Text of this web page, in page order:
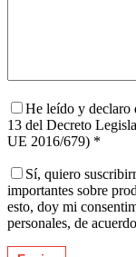
He leído y declaro
13 del Decreto
UE 2016/679) *
Sí, quiero
importantes sobre
esto, doy mi
personales, de